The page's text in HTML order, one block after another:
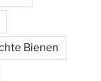
Bienen